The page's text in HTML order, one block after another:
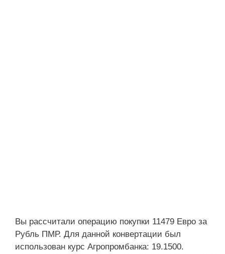
Вы рассчитали операцию покупки 11479 Евро за
Рубль ПМР. Для данной конвертации был
использован курс Агропромбанка: 19.1500.